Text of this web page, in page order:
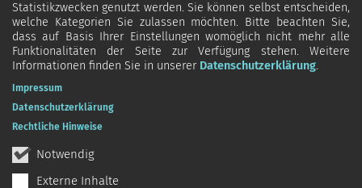
Statistikzwecken genutzt werden. Sie können selbst entscheiden,
welche Kategorien Sie zulassen möchten. Bitte beachten Sie,
dass auf Basis Ihrer Einstellungen womöglich nicht mehr alle
Funktionalitäten der Seite zur Verfügung stehen. Weitere
Informationen finden Sie in unserer Datenschutzerklärung.
Notwendig
Externe Inhalte
Impressum
Datenschutzerklärung
Rechtliche Hinweise